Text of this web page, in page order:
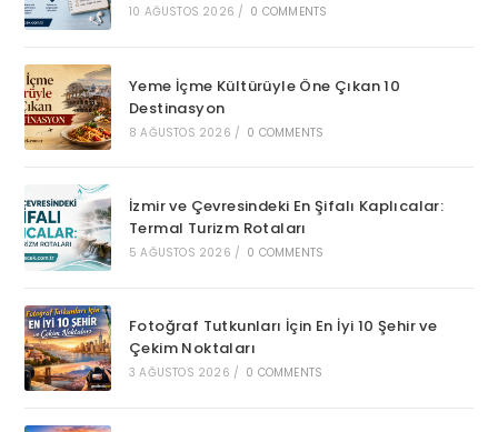
10 AĞUSTOS 2026 / 0 COMMENTS
Yeme İçme Kültürüyle Öne Çıkan 10
Destinasyon
8 AĞUSTOS 2026 / 0 COMMENTS
İzmir ve Çevresindeki En Şifalı Kaplıcalar:
Termal Turizm Rotaları
5 AĞUSTOS 2026 / 0 COMMENTS
Fotoğraf Tutkunları İçin En İyi 10 Şehir ve
Çekim Noktaları
3 AĞUSTOS 2026 / 0 COMMENTS